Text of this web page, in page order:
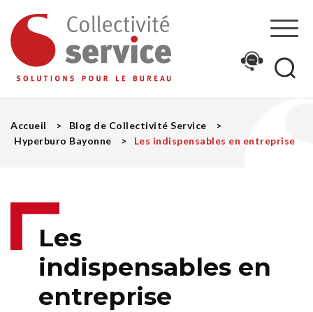
Accueil
Blog de Collectivité Service
Hyperburo Bayonne
Les indispensables en entreprise
Les
indispensables en
entreprise